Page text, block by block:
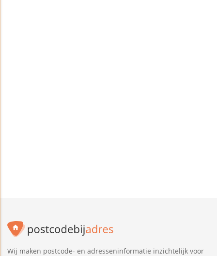
Wij maken postcode- en adresseninformatie inzichtelijk voor